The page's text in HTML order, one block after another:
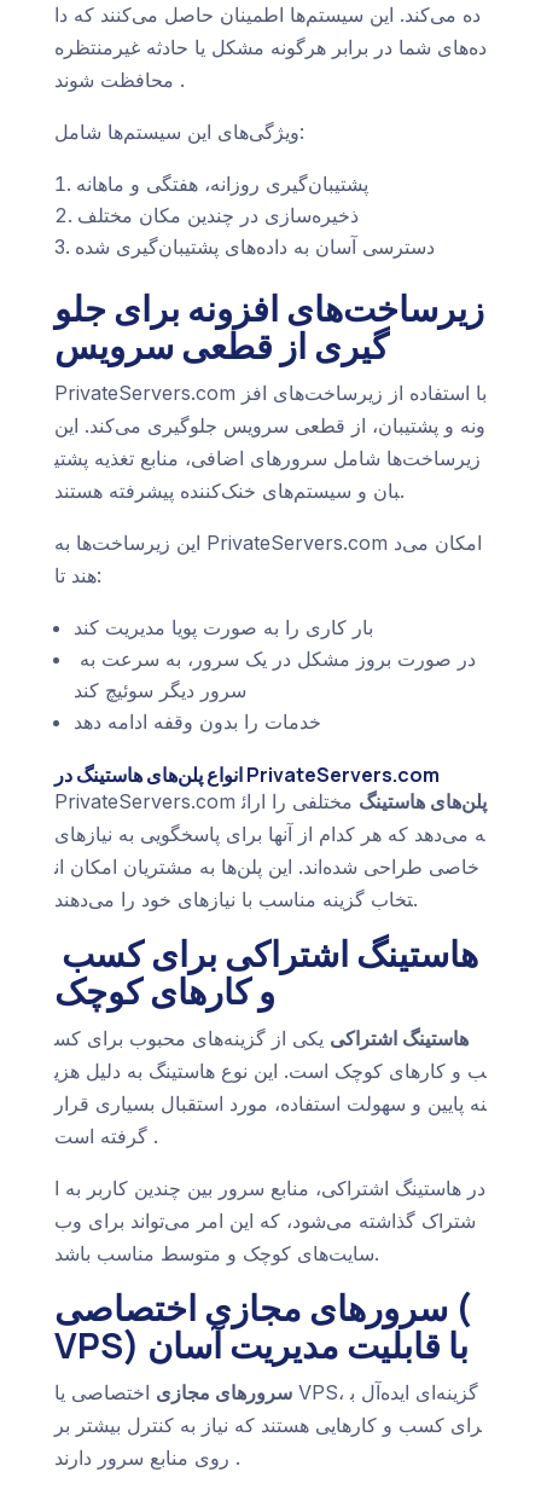
ده می‌کند. این سیستم‌ها اطمینان حاصل می‌کنند که دا
ده‌های شما در برابر هرگونه مشکل یا حادثه غیرمنتظره
محافظت شوند.
ویژگی‌های این سیستم‌ها شامل:
پشتیبان‌گیری روزانه، هفتگی و ماهانه
ذخیره‌سازی در چندین مکان مختلف
دسترسی آسان به داده‌های پشتیبان‌گیری شده
زیرساخت‌های افزونه برای جلو
گیری از قطعی سرویس
PrivateServers.com با استفاده از زیرساخت‌های افز
ونه و پشتیبان، از قطعی سرویس جلوگیری می‌کند. این
زیرساخت‌ها شامل سرورهای اضافی، منابع تغذیه پشتی
بان و سیستم‌های خنک‌کننده پیشرفته هستند.
این زیرساخت‌ها به PrivateServers.com امکان می‌د
هند تا:
بار کاری را به صورت پویا مدیریت کند
در صورت بروز مشکل در یک سرور، به سرعت به
سرور دیگر سوئیچ کند
خدمات را بدون وقفه ادامه دهد
انواع پلن‌های هاستینگ در PrivateServers.com
PrivateServers.com پلن‌های هاستینگ مختلفی را ارائ
ه می‌دهد که هر کدام از آنها برای پاسخگویی به نیازهای
خاصی طراحی شده‌اند. این پلن‌ها به مشتریان امکان ان
تخاب گزینه مناسب با نیازهای خود را می‌دهند.
هاستینگ اشتراکی برای کسب
و کارهای کوچک
هاستینگ اشتراکی یکی از گزینه‌های محبوب برای کس
ب و کارهای کوچک است. این نوع هاستینگ به دلیل هزی
نه پایین و سهولت استفاده، مورد استقبال بسیاری قرار
گرفته است.
در هاستینگ اشتراکی، منابع سرور بین چندین کاربر به ا
شتراک گذاشته می‌شود، که این امر می‌تواند برای وب‌
سایت‌های کوچک و متوسط مناسب باشد.
سرورهای مجازی اختصاصی (
VPS) با قابلیت مدیریت آسان
سرورهای مجازی اختصاصی یا VPS، گزینه‌ای ایده‌آل ب
رای کسب و کارهایی هستند که نیاز به کنترل بیشتر بر
روی منابع سرور دارند.